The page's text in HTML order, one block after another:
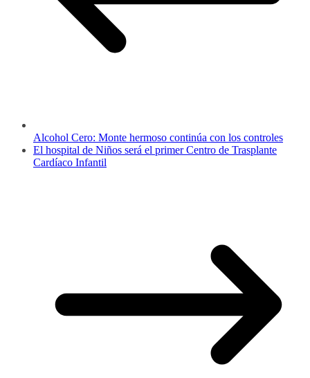
Alcohol Cero: Monte hermoso continúa con los controles
El hospital de Niños será el primer Centro de Trasplante
Cardíaco Infantil